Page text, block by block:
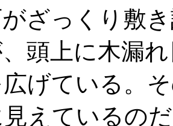
ざっくり敷
頭上に木漏
げている。
えているの